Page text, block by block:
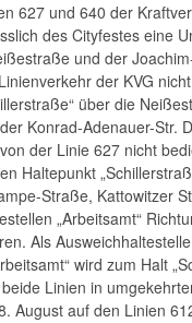
627 und 640 der
des Cityfestes eine
und der
der KVG
über die
Konrad-Adenauer-Str.
der Linie 627 nicht
Haltepunkt
Straße, Kattowitzer
„Arbeitsamt“
Als
wird zum Halt
Linien in
August auf den Linien